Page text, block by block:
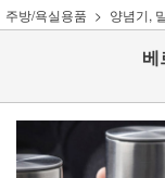
주방/욕실용품 양념기,
베